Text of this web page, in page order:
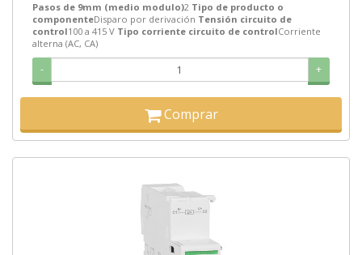
Pasos de 9mm (medio modulo)2 Tipo de producto o
componenteDisparo por derivación Tensión circuito de
control100 a 415 V Tipo corriente circuito de controlCorriente
alterna (AC, CA)
- +
Comprar